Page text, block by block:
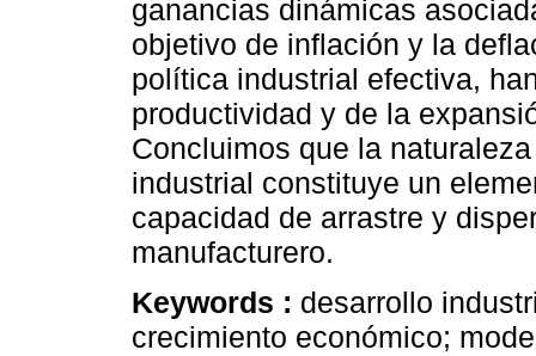
ganancias dinámicas
objetivo de inflación y la
política industrial efectiva,
productividad y de la
Concluimos que la
industrial constituye un
capacidad de arrastre y
manufacturero.
Keywords : desarrollo
crecimiento económico;